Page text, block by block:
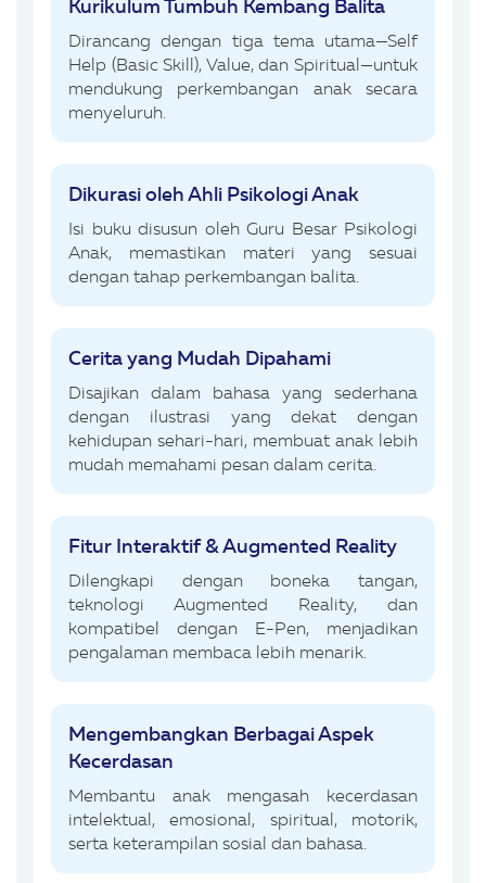
Kurikulum Tumbuh Kembang Balita
Dirancang dengan tiga tema utama—Self
Help (Basic Skill), Value, dan Spiritual—untuk
mendukung perkembangan anak secara
menyeluruh.
Dikurasi oleh Ahli Psikologi Anak
Isi buku disusun oleh Guru Besar Psikologi
Anak, memastikan materi yang sesuai
dengan tahap perkembangan balita.
Cerita yang Mudah Dipahami
Disajikan dalam bahasa yang sederhana
dengan ilustrasi yang dekat dengan
kehidupan sehari-hari, membuat anak lebih
mudah memahami pesan dalam cerita.
Fitur Interaktif & Augmented Reality
Dilengkapi dengan boneka tangan,
teknologi Augmented Reality, dan
kompatibel dengan E-Pen, menjadikan
pengalaman membaca lebih menarik.
Mengembangkan Berbagai Aspek
Kecerdasan
Membantu anak mengasah kecerdasan
intelektual, emosional, spiritual, motorik,
serta keterampilan sosial dan bahasa.